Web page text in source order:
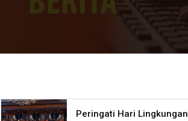
Peringati Hari Lingkungan